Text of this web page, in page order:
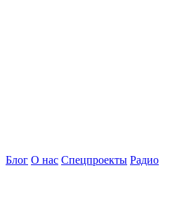
Блог О нас Спецпроекты Радио